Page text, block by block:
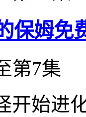
保姆免
第7集
开始进